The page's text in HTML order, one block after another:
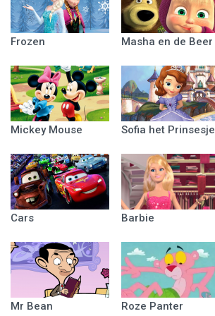
Frozen Masha en de Beer
Mickey Mouse Sofia het Prinsesje
Cars Barbie
Mr Bean Roze Panter